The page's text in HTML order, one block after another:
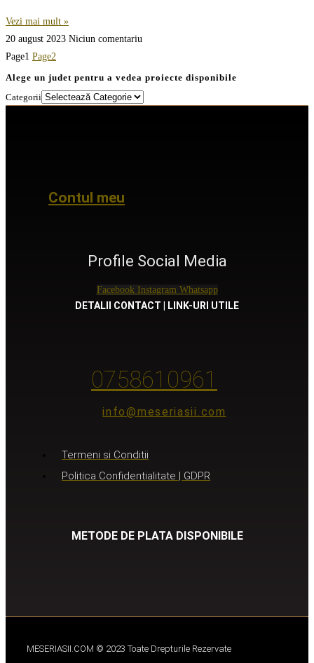
Vezi mai mult »
20 august 2023 Niciun comentariu
Page1 Page2
Alege un judet pentru a vedea proiecte disponibile
Categorii
Contul meu
Profile Social Media
Facebook Instagram Whatsapp
DETALII CONTACT | LINK-URI UTILE
0758610961
info@meseriasii.com
Termeni si Conditii
Politica Confidentialitate | GDPR
METODE DE PLATA DISPONIBILE
MESERIASII.COM © 2023 Toate Drepturile Rezervate